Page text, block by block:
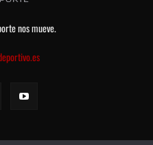
nos mueve.